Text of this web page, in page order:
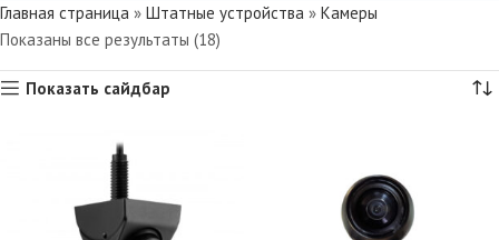
Главная страница » Штатные устройства » Камеры
Показаны все результаты (18)
Показать сайдбар